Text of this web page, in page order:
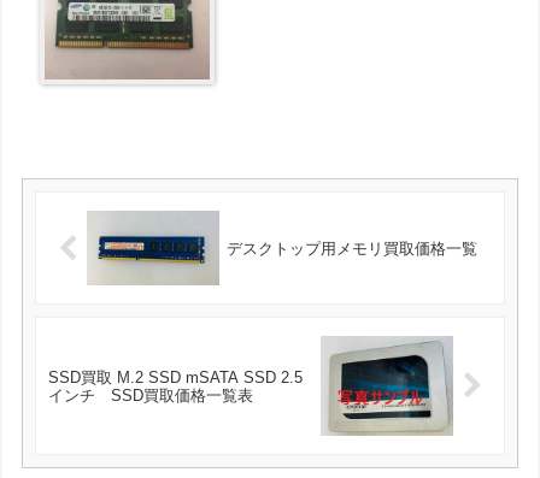
デスクトップ用メモリ買取価格一覧
SSD買取 M.2 SSD mSATA SSD 2.5
インチ SSD買取価格一覧表